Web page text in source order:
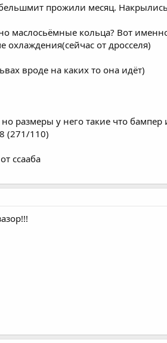
прожили месяц.
маслосьёмные кольца? Вот
охлаждения(сейчас от дросселя)
вроде на каких то она идёт)
но размеры у него такие что
(271/110)
ссааба